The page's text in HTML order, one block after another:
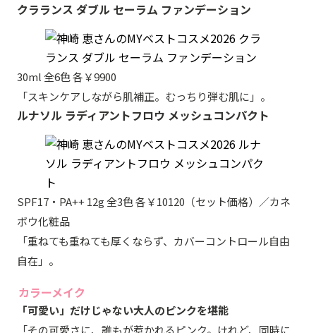
クラランス ダブル セーラム ファンデーション
30ml 全6色 各￥9900
「スキンケアしながら肌補正。むっちり弾む肌に」。
ルナソル ラディアントフロウ メッシュコンパクト
SPF17・PA++ 12g 全3色 各￥10120（セット価格）／カネ
ボウ化粧品
「重ねても重ねても厚くならず、カバーコントロール自由
自在」。
カラーメイク
「可愛い」だけじゃない大人のピンクを堪能
「その可愛さに、誰もが惹かれるピンク。けれど、同時に